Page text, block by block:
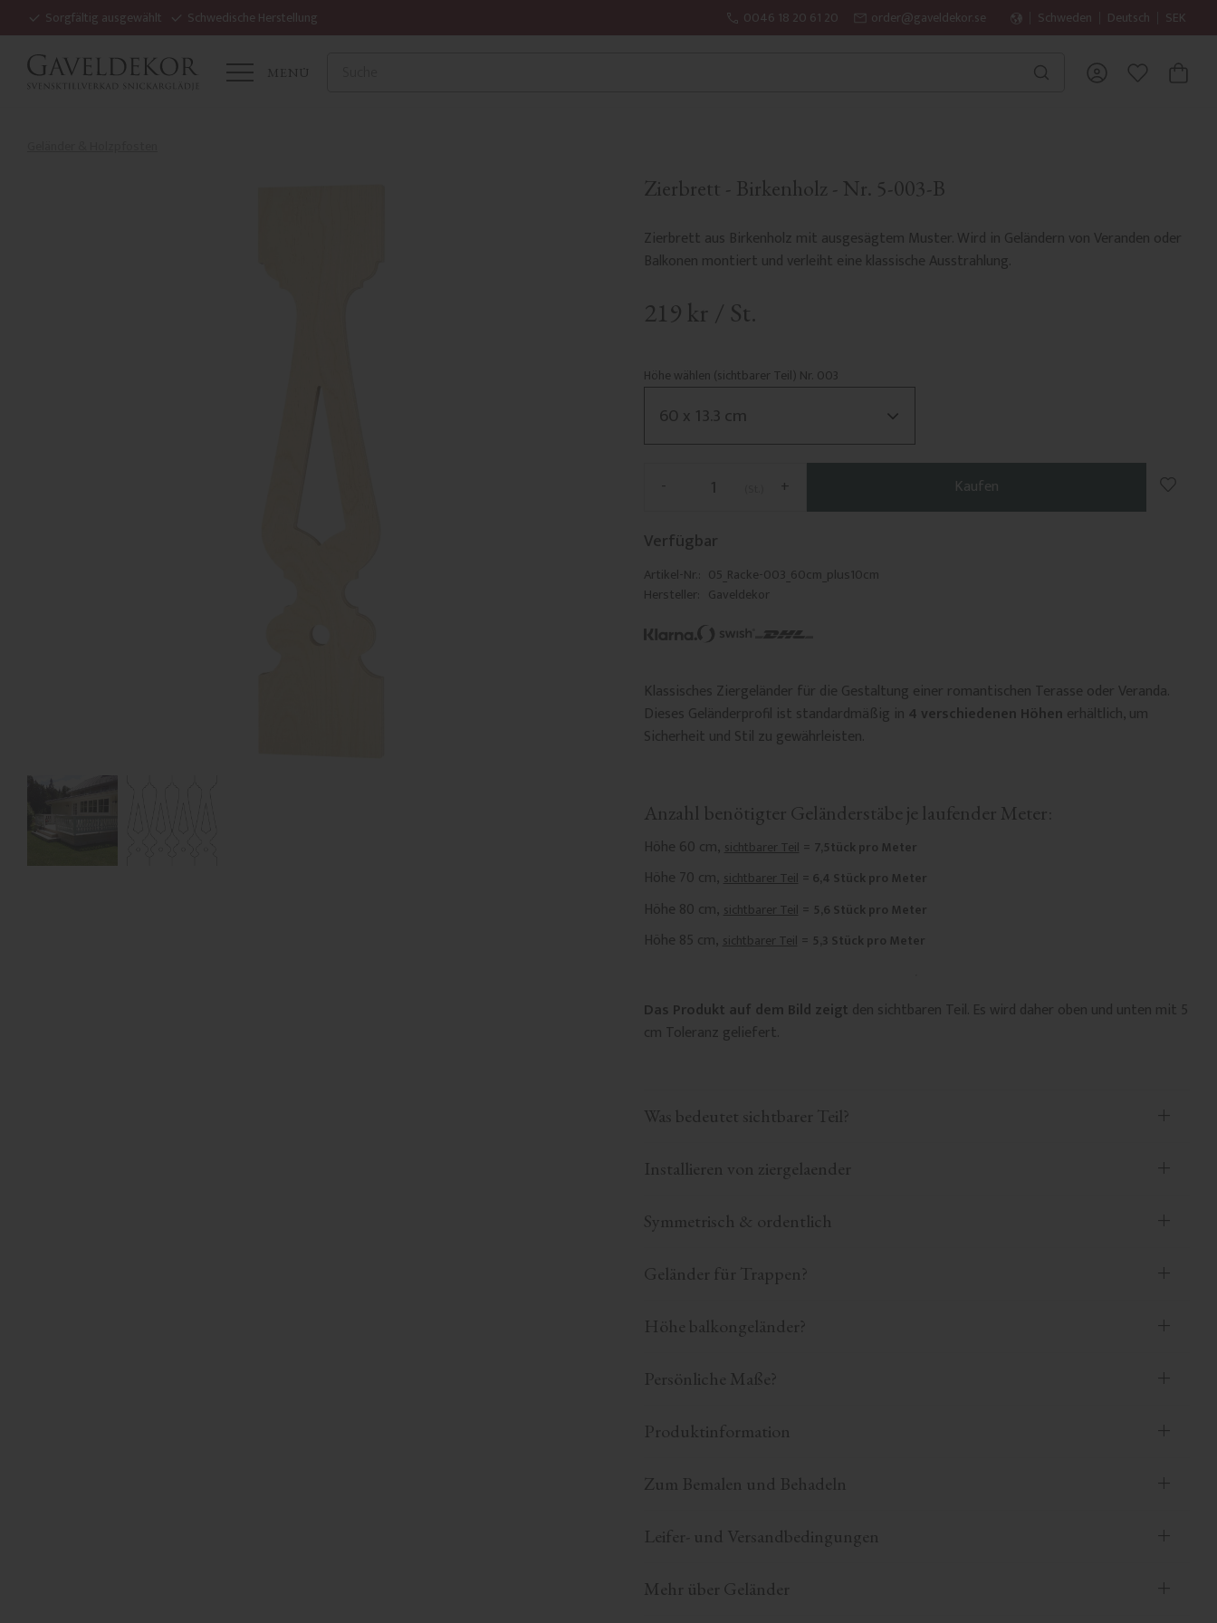
Sorgfältig ausgewählt Schwedische Herstellung 0046 18 20 61 20 order@gaveldekor.se Schweden Deutsch SEK
MENÜ
FAVORITEN
Zierbrett - Birkenholz - Nr. 5-003-B
Zierbrett aus Birkenholz mit ausgesägtem Muster. Wird in Geländern von Veranden oder
Balkonen montiert und verleiht eine klassische Ausstrahlung.
219 kr / St.
Höhe wählen (sichtbarer Teil) Nr. 003
+
- Kaufen
Zu
Verfügbar
Artikel-Nr. 05_Racke-003_60cm_plus10cm
Hersteller Gaveldekor
Klassisches Ziergeländer für die Gestaltung einer romantischen Terasse oder Veranda.
Dieses Geländerprofil ist standardmäßig in 4 verschiedenen Höhen erhältlich, um
Sicherheit und Stil zu gewährleisten.
Anzahl benötigter Geländerstäbe je laufender Meter:
Höhe 60 cm, sichtbarer Teil = 7,5tück pro Meter
Höhe 70 cm, sichtbarer Teil = 6,4 Stück pro Meter
Höhe 80 cm, sichtbarer Teil = 5,6 Stück pro Meter
Höhe 85 cm, sichtbarer Teil = 5,3 Stück pro Meter
Das Produkt auf dem Bild zeigt den sichtbaren Teil. Es wird daher oben und unten mit 5
cm Toleranz geliefert.
Was bedeutet sichtbarer Teil?
Installieren von ziergelaender
Symmetrisch & ordentlich
Geländer für Trappen?
Höhe balkongeländer?
Persönliche Maße?
Produktinformation
Zum Bemalen und Behadeln
Leifer- und Versandbedingungen
Mehr über Geländer